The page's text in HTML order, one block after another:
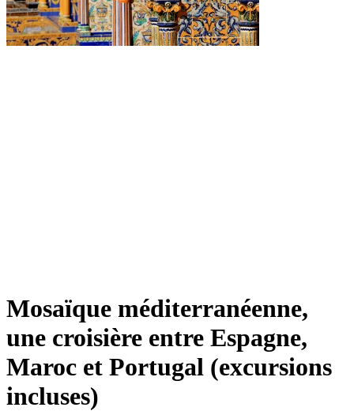
Mosaïque méditerranéenne,
une croisière entre Espagne,
Maroc et Portugal (excursions
incluses)